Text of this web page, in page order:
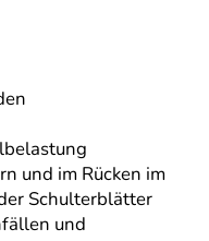
und im Rücken im
Schulterblätter
und